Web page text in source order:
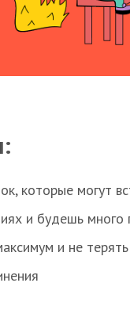
которые могут
и будешь много
и не